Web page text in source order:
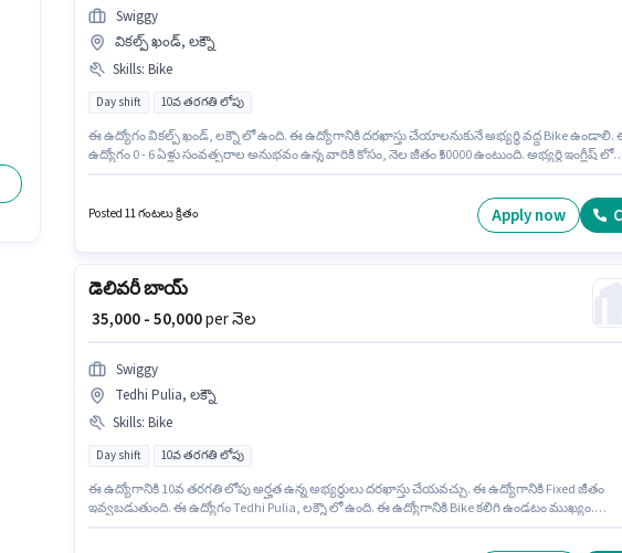
Swiggy
వికల్ప్ ఖండ్, లక్నౌ
Skills: Bike
Day shift 10వ తరగతి లోపు
ఈ ఉద్యోగం వికల్ప్ ఖండ్, లక్నౌ లో ఉంది. ఈ ఉద్యోగానికి దరఖాస్తు చేయాలనుకునే అభ్యర్థి వద్ద Bike ఉండాలి.
ఉద్యోగం 0 - 6 ఏళ్లు సంవత్సరాల అనుభవం ఉన్న వారికి కోసం, నెల జీతం ₹50000 ఉంటుంది. అభ్యర్థి ఇంగ్లీష్ లో
Posted 11 గంటలు క్రితం Apply now
డెలివరీ బాయ్
₹ 35,000 - 50,000per నెల
Swiggy
Tedhi Pulia, లక్నౌ
Skills: Bike
Day shift 10వ తరగతి లోపు
ఈ ఉద్యోగానికి 10వ తరగతి లోపు అర్హత ఉన్న అభ్యర్థులు దరఖాస్తు చేయవచ్చు. ఈ ఉద్యోగానికి Fixed జీతం
ఇవ్వబడుతుంది. ఈ ఉద్యోగం Tedhi Pulia, లక్నౌ లో ఉంది. ఈ ఉద్యోగానికి Bike కలిగి ఉండటం ముఖ్యం.